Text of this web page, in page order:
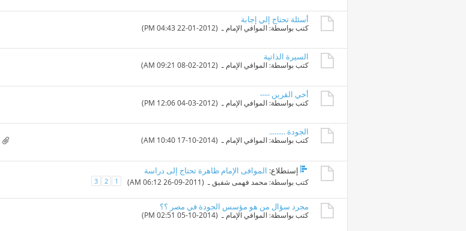
أسئلة تحتاج إلي إجابة
كتب بواسطة:الموافي الإمام ـ ‏ (22-01-2012 04:43 PM)
السيرة الذاتية
كتب بواسطة: الموافي الإمام ـ ‏ (08-02-2012 09:21 AM)
أخي القرين ----
كتب بواسطة: الموافي الإمام ـ ‏ (04-03-2012 12:06 PM)
الجودة .........
كتب بواسطة: الموافي الإمام ـ ‏ (17-10-2014 10:40 AM)
إستطلاع: الموافى الإمام ظاهرة تحتاج إلى دراسة
كتب بواسطة: محمد فهمى شفيقـ ‏ (26-09-2011 06:12 AM) 1
2
3
مجرد سؤال من هو مؤسس الجودة في مصر ؟؟
كتب بواسطة: الموافي الإمامـ ‏ (05-10-2014 02:51 PM)